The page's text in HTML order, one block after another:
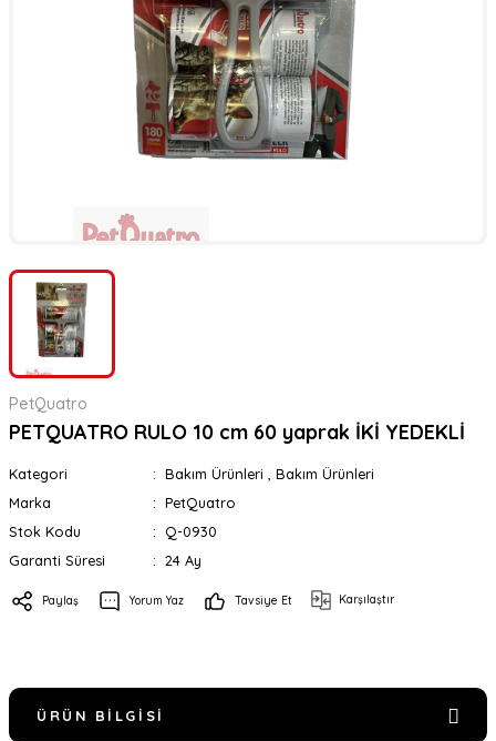
PetQuatro
PETQUATRO RULO 10 cm 60 yaprak İKİ YEDEKLİ
Kategori Bakım Ürünleri
Bakım Ürünleri
Marka
PetQuatro
Stok Kodu
Q-0930
Garanti Süresi
24 Ay
Paylaş Yorum Yaz Tavsiye Et Karşılaştır
ÜRÜN BILGISI